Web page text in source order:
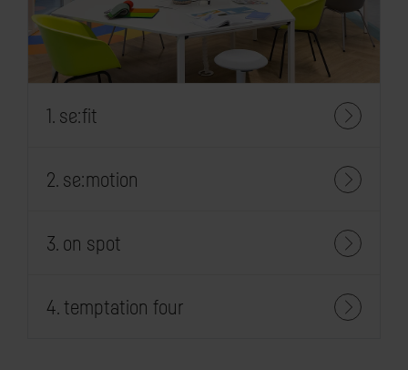
1. se:fit
2. se:motion
3. on spot
4. temptation four